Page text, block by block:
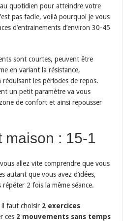
au quotidien pour atteindre votre
pas facile, voilà pourquoi je vous
d’entrainements d’environ 30-45
sont courtes, peuvent être
en variant la résistance,
les périodes de repos.
un petit paramètre va vous
de confort et ainsi repousser
maison : 15-1
allez vite comprendre que vous
autant que vous avez d’idées,
répéter 2 fois la même séance.
il faut choisir 2 exercices
ces 2 mouvements sans temps